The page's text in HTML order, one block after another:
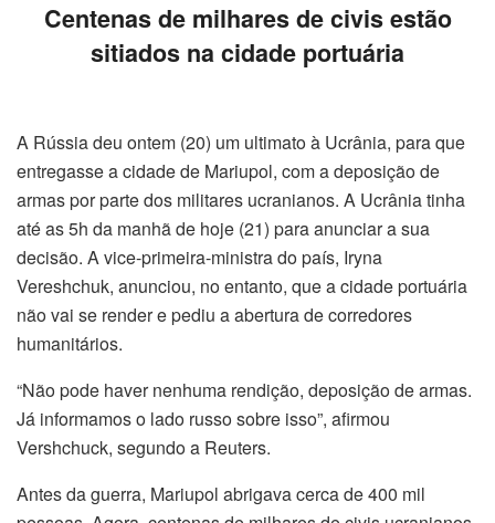
Centenas de milhares de civis estão
sitiados na cidade portuária
A Rússia deu ontem (20) um ultimato à Ucrânia, para que
entregasse a cidade de Mariupol, com a deposição de
armas por parte dos militares ucranianos. A Ucrânia tinha
até as 5h da manhã de hoje (21) para anunciar a sua
decisão. A vice-primeira-ministra do país, Iryna
Vereshchuk, anunciou, no entanto, que a cidade portuária
não vai se render e pediu a abertura de corredores
humanitários.
“Não pode haver nenhuma rendição, deposição de armas.
Já informamos o lado russo sobre isso”, afirmou
Vershchuck, segundo a Reuters.
Antes da guerra, Mariupol abrigava cerca de 400 mil